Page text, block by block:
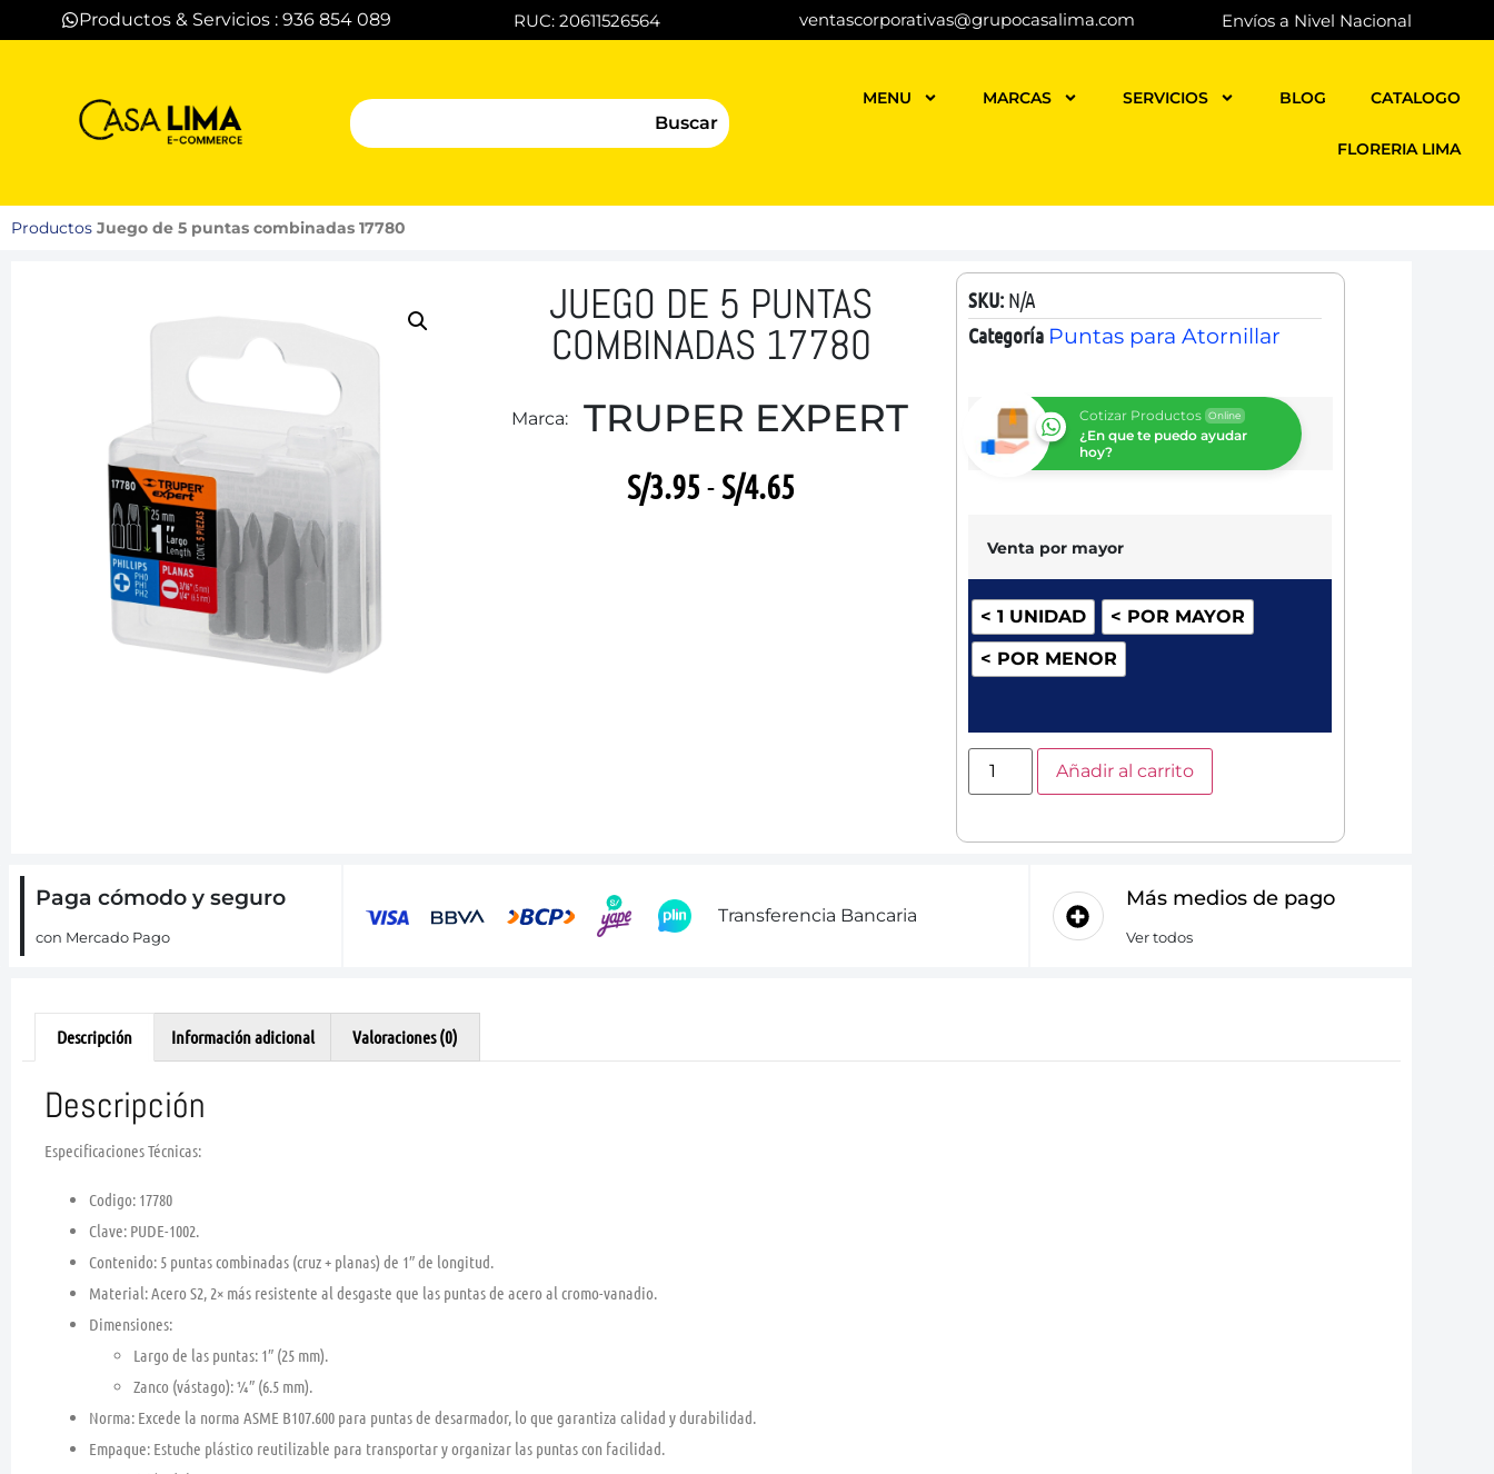
Productos & Servicios : 936 854 089 RUC: 20611526564 ventascorporativas@grupocasalima.com Envíos a Nivel Nacional
Buscar
MENU MARCAS SERVICIOS BLOG CATALOGO
FLORERIA LIMA
Productos Juego de 5 puntas combinadas 17780
JUEGO DE 5 PUNTAS
COMBINADAS 17780
Marca: TRUPER EXPERT
S/3.95 -S/4.65
SKU: N/A
Categoría Puntas para Atornillar
Cotizar Productos Online
¿En que te puedo ayudar
hoy?
Venta por mayor
< 1 UNIDAD
< POR MAYOR
< POR MENOR
Añadir al carrito
Paga cómodo y seguro
con Mercado Pago
Transferencia Bancaria
Más medios de pago
Ver todos
Descripción Información adicional Valoraciones (0)
Descripción
Especificaciones Técnicas:
Codigo: 17780
Clave: PUDE-1002.
Contenido: 5 puntas combinadas (cruz + planas) de 1″ de longitud.
Material: Acero S2, 2× más resistente al desgaste que las puntas de acero al cromo-vanadio.
Dimensiones:
Largo de las puntas: 1″ (25 mm).
Zanco (vástago): ¼″ (6.5 mm).
Norma: Excede la norma ASME B107.600 para puntas de desarmador, lo que garantiza calidad y durabilidad.
Empaque: Estuche plástico reutilizable para transportar y organizar las puntas con facilidad.